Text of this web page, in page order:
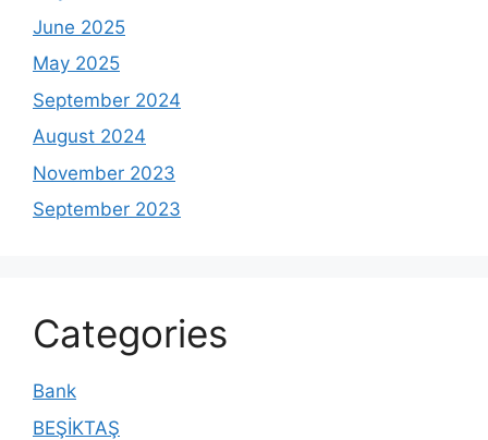
June 2025
May 2025
September 2024
August 2024
November 2023
September 2023
Categories
Bank
BEŞİKTAŞ